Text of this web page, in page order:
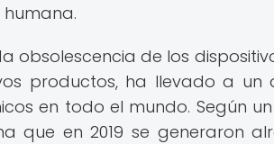
obsolescencia de los
productos, ha llevado a un
en todo el mundo. Según
que en 2019 se generaron